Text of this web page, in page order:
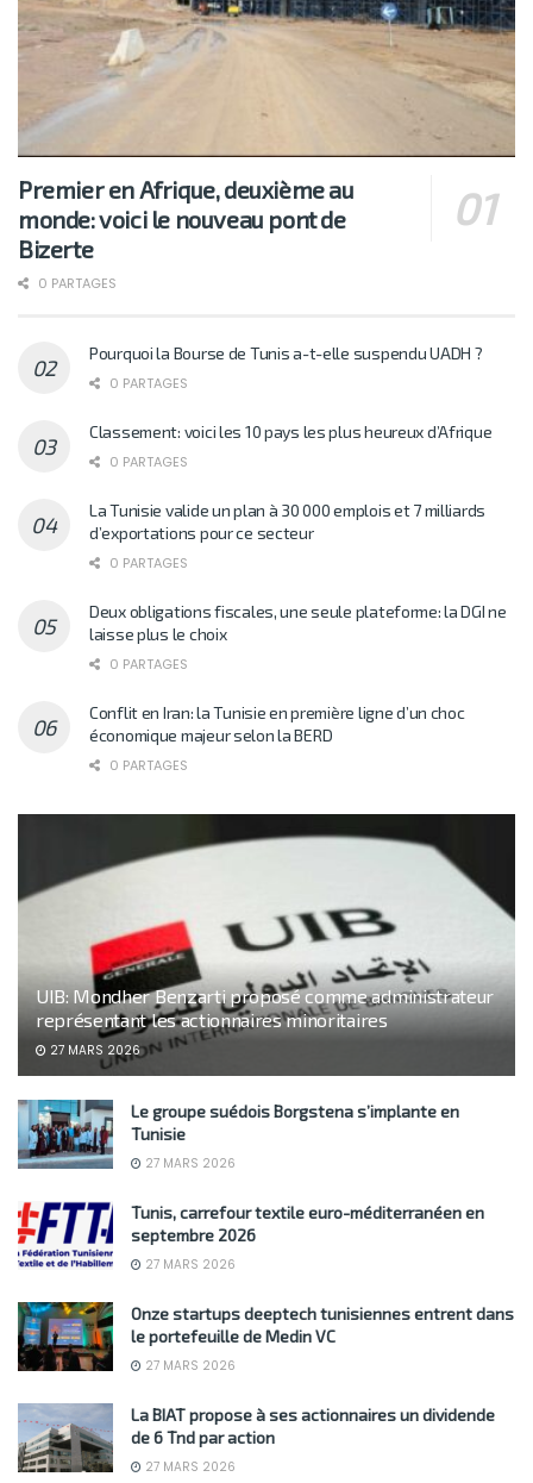
Premier en Afrique, deuxième au
monde: voici le nouveau pont de
Bizerte
0 PARTAGES
Pourquoi la Bourse de Tunis a-t-elle suspendu UADH ?
0 PARTAGES
Classement: voici les 10 pays les plus heureux d’Afrique
0 PARTAGES
La Tunisie valide un plan à 30 000 emplois et 7 milliards
d’exportations pour ce secteur
0 PARTAGES
Deux obligations fiscales, une seule plateforme: la DGI ne
laisse plus le choix
0 PARTAGES
Conflit en Iran: la Tunisie en première ligne d’un choc
économique majeur selon la BERD
0 PARTAGES
UIB: Mondher Benzarti proposé comme administrateur
représentant les actionnaires minoritaires
27 MARS 2026
Le groupe suédois Borgstena s’implante en
Tunisie
27 MARS 2026
Tunis, carrefour textile euro-méditerranéen en
septembre 2026
27 MARS 2026
Onze startups deeptech tunisiennes entrent dans
le portefeuille de Medin VC
27 MARS 2026
La BIAT propose à ses actionnaires un dividende
de 6 Tnd par action
27 MARS 2026